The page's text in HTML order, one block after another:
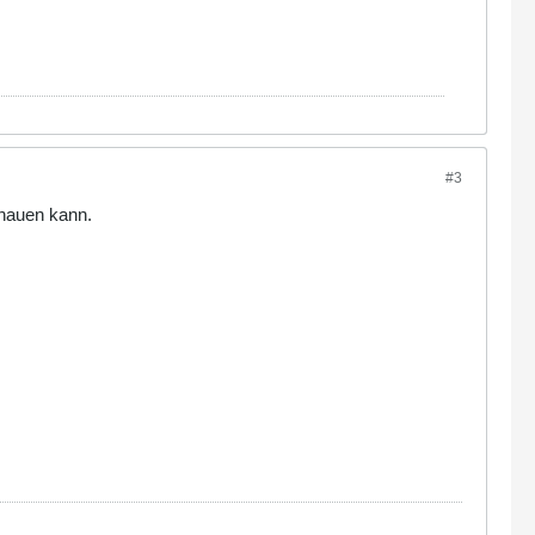
#3
kann.